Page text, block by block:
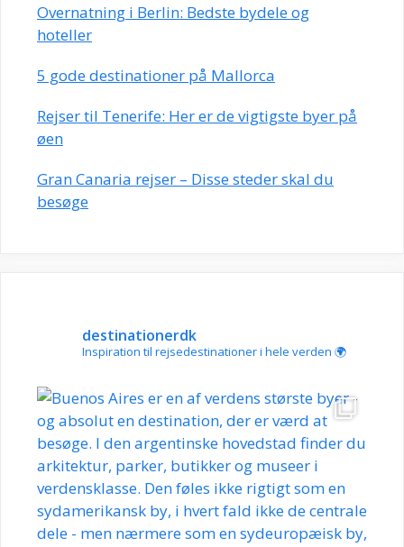
Overnatning i Berlin: Bedste bydele og
hoteller
5 gode destinationer på Mallorca
Rejser til Tenerife: Her er de vigtigste byer på
øen
Gran Canaria rejser – Disse steder skal du
besøge
destinationerdk
Inspiration til rejsedestinationer i hele verden 🌍